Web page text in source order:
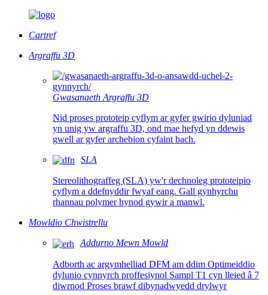
Cartref
Argraffu 3D
Gwasanaeth Argraffu 3D
Nid proses prototeip cyflym ar gyfer gwirio dyluniad
yn unig yw argraffu 3D, ond mae hefyd yn ddewis
gwell ar gyfer archebion cyfaint bach.
SLA
Stereolithograffeg (SLA) yw'r dechnoleg prototeipio
cyflym a ddefnyddir fwyaf eang. Gall gynhyrchu
rhannau polymer hynod gywir a manwl.
Mowldio Chwistrellu
Addurno Mewn Mowld
Adborth ac argymhelliad DFM am ddim Optimeiddio
dylunio cynnyrch proffesiynol Sampl T1 cyn lleied â 7
diwrnod Proses brawf dibynadwyedd drylwyr